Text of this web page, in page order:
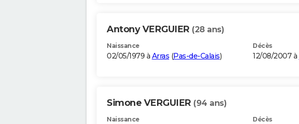
Antony VERGUIER (28 ans)
Naissance
02/05/1979 à Arras (Pas-de-Calais)
Décès
12/08/2007 à
Simone VERGUIER (94 ans)
Naissance Décès